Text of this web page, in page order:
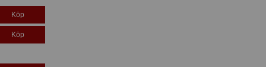
Köp
Köp